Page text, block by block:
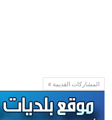
المشاركات القديمة